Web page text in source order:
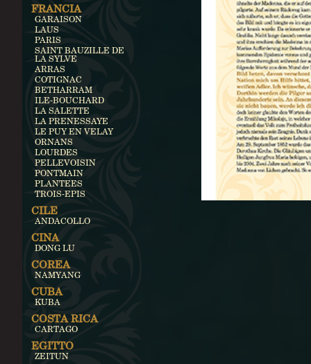
FRANCIA
GARAISON
LAUS
PARIS
SAINT BAUZILLE DE
LA SYLVE
ARRAS
COTIGNAC
BETHARRAM
ILE-BOUCHARD
LA SALETTE
LA PRENESSAYE
LE PUY EN VELAY
ORNANS
LOURDES
PELLEVOISIN
PONTMAIN
PLANTEES
TROIS-EPIS
CILE
ANDACOLLO
CINA
DONG LU
COREA
NAMYANG
CUBA
KUBA
COSTA RICA
CARTAGO
EGITTO
ZEITUN